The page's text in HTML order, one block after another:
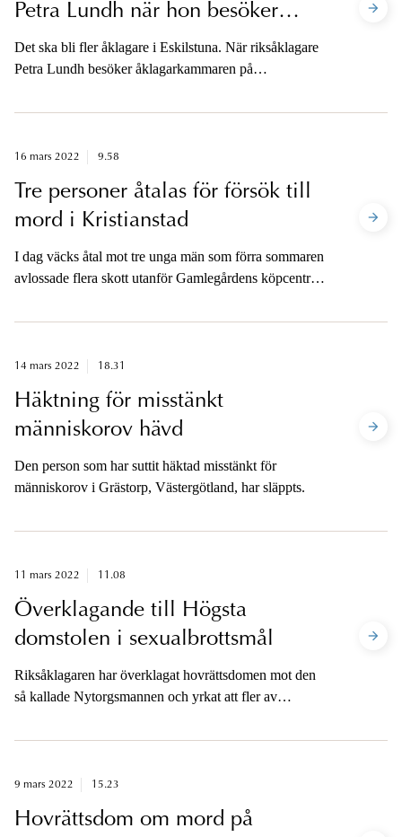
Petra Lundh när hon besöker
Eskilstuna
Det ska bli fler åklagare i Eskilstuna. När riksåklagare
Petra Lundh besöker åklagarkammaren på
annat informera om aktuella frågor och lyssna till
viktig fråga är de resursförstärkningar som görs i
möta brottsutvecklingen.
16 mars 2022 9.58
Tre personer åtalas för försök till
mord i Kristianstad
I dag väcks åtal mot tre unga män som förra sommaren
avlossade flera skott utanför Gamlegårdens köpcentrum
utsattes för mordförsök.
14 mars 2022 18.31
Häktning för misstänkt
människorov hävd
Den person som har suttit häktad misstänkt för
människorov i Grästorp, Västergötland, har släppts.
11 mars 2022 11.08
Överklagande till Högsta
domstolen i sexualbrottsmål
Riksåklagaren har överklagat hovrättsdomen mot den
så kallade Nytorgsmannen och yrkat att fler av
9 mars 2022 15.23
Hovrättsdom om mord på